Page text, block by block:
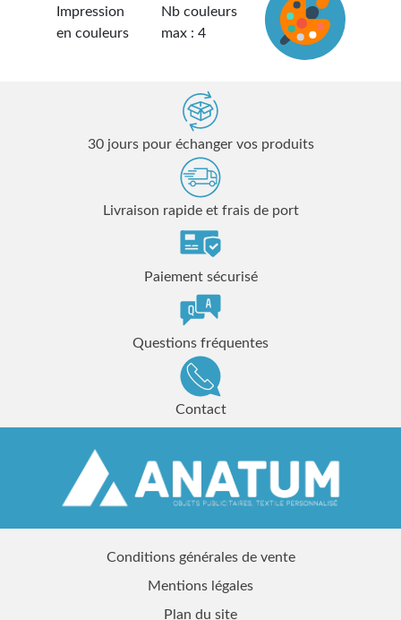
Impression
en couleurs
Nb couleurs
max : 4
30 jours pour échanger vos produits
Livraison rapide et frais de port
Paiement sécurisé
Questions fréquentes
Contact
Conditions générales de vente
Mentions légales
Plan du site